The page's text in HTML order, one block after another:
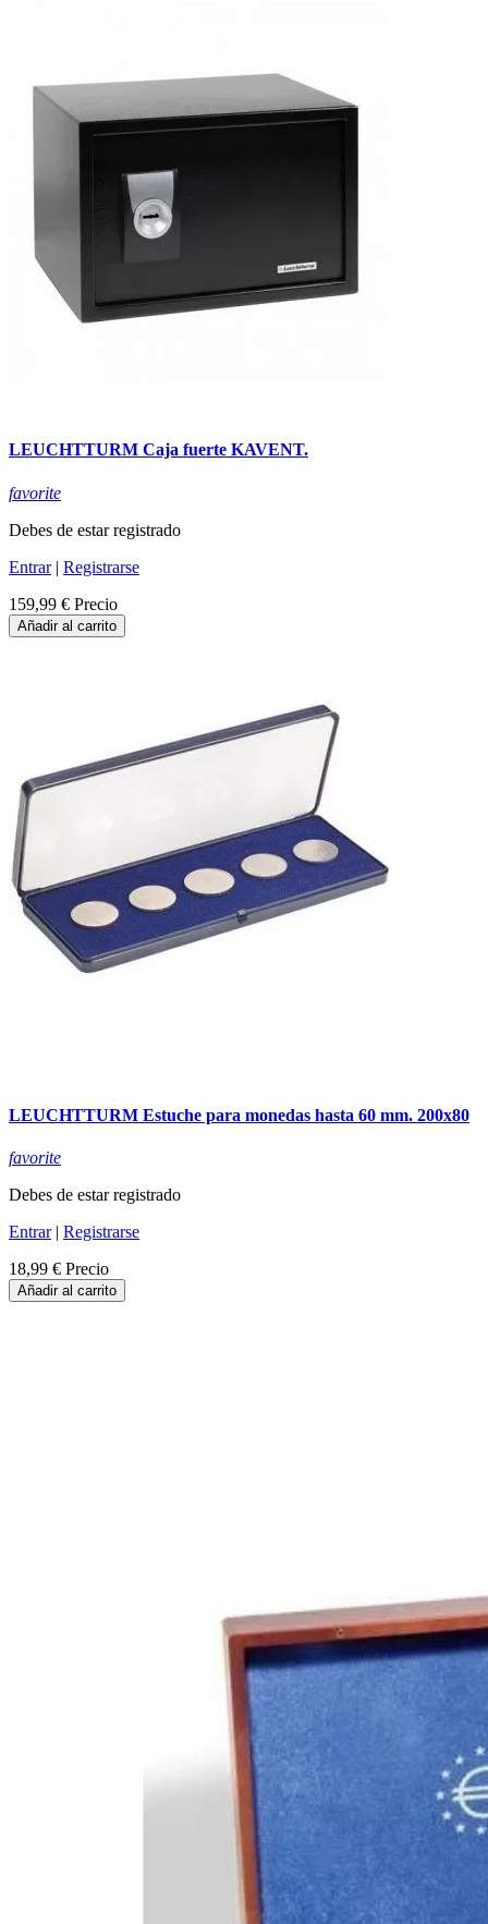
LEUCHTTURM Caja fuerte KAVENT.
favorite
Debes de estar registrado
Entrar| Registrarse
159,99 € Precio
Añadir al carrito
LEUCHTTURM Estuche para monedas hasta 60 mm. 200x80
favorite
Debes de estar registrado
Entrar| Registrarse
18,99 € Precio
Añadir al carrito